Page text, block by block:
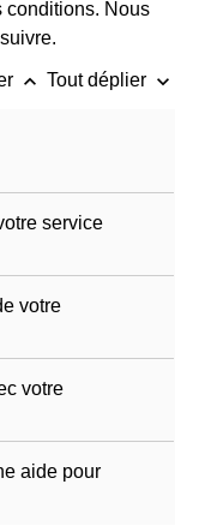
conditions. Nous
keyboard_arrow_up Tout déplier keyboard_arrow_down
service
votre
votre
aide pour